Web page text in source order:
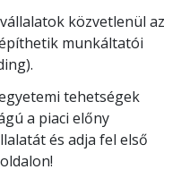
közvetlenül az
munkáltatói
tehetségek
a piaci előny
és adja fel első
oldalon!